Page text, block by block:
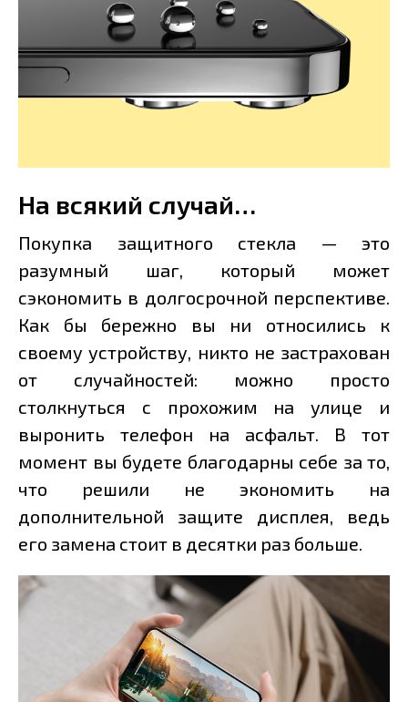
На всякий случай…
Покупка защитного стекла — это
разумный шаг, который может
сэкономить в долгосрочной перспективе.
Как бы бережно вы ни относились к
своему устройству, никто не застрахован
от случайностей: можно просто
столкнуться с прохожим на улице и
выронить телефон на асфальт. В тот
момент вы будете благодарны себе за то,
что решили не экономить на
дополнительной защите дисплея, ведь
его замена стоит в десятки раз больше.